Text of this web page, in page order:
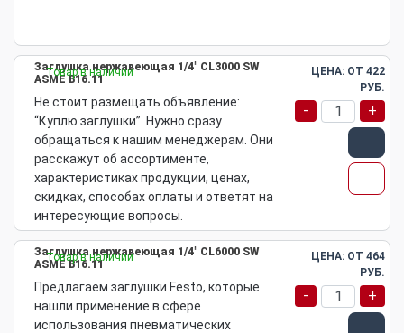
Товар в наличии
Заглушка нержавеющая 1/4" CL3000 SW
ASME B16.11
Не стоит размещать объявление:
“Куплю заглушки”. Нужно сразу
обращаться к нашим менеджерам. Они
расскажут об ассортименте,
характеристиках продукции, ценах,
скидках, способах оплаты и ответят на
интересующие вопросы.
ЦЕНА: ОТ 422
РУБ.
- +
Товар в наличии
Заглушка нержавеющая 1/4" CL6000 SW
ASME B16.11
Предлагаем заглушки Festo, которые
нашли применение в сфере
использования пневматических
ЦЕНА: ОТ 464
РУБ.
- +